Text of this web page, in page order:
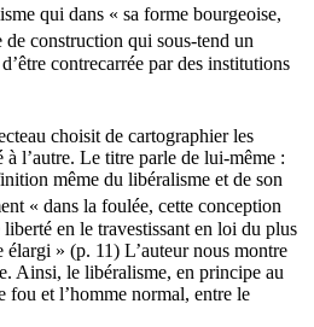
qui dans « sa forme bourgeoise,
construction qui sous-tend un
contrecarrée par des institutions
choisit de cartographier les
l’autre. Le titre parle de lui-même :
même du libéralisme et de son
« dans la foulée, cette conception
en le travestissant en loi du plus
» (p. 11) L’auteur nous montre
Ainsi, le libéralisme, en principe au
fou et l’homme normal, entre le